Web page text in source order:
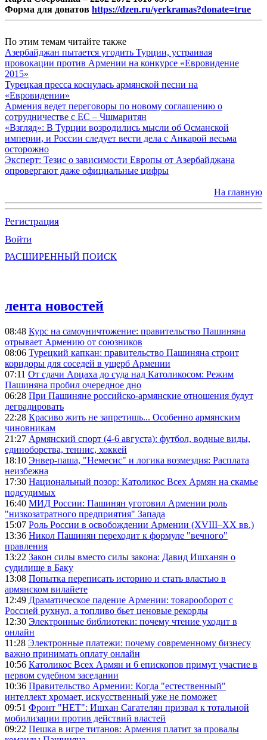
Форма для донатов https://dzen.ru/yerkramas?donate=true
По этим темам читайте также
Азербайджан пытается угодить Турции, устраивая
провокации против Армении на конкурсе «Евровидение
2015»
Турецкая пресса коснулась армянской песни на
«Евровидении»
Армения ведет переговоры по новому соглашению о
сотрудничестве с ЕС – Чшмаритян
«Взгляд»: В Турции возродились мысли об Османской
империи, и России следует вести дела с Анкарой весьма
осторожно
Эксперт: Тезис о зависимости Европы от Азербайджана
опровергают даже официальные цифры
На главную
Регистрация
Войти
РАСШИРЕННЫЙ ПОИСК
лента новостей
08:48 Курс на самоуничтожение: правительство Пашиняна
отрывает Армению от союзников
08:06 Турецкий капкан: правительство Пашиняна строит
коридоры для соседей в ущерб Армении
07:11 От сдачи Арцаха до суда над Католикосом: Режим
Пашиняна пробил очередное дно
06:28 При Пашиняне российско-армянские отношения будут
деградировать
22:28 Красиво жить не запретишь... Особенно армянским
чиновникам
21:27 Армянский спорт (4-6 августа): футбол, водные виды,
единоборства, теннис, хоккей
18:10 Энвер-паша, "Немесис" и логика возмездия: Расплата
неизбежна
17:30 Национальный позор: Католикос Всех Армян на скамье
подсудимых
16:40 МИД России: Пашинян уготовил Армении роль
"низкозатратного предприятия" Запада
15:07 Роль России в освобождении Армении (XVIII–XX вв.)
13:36 Никол Пашинян переходит к формуле "вечного"
правления
13:22 Закон силы вместо силы закона: Давид Ишханян о
судилище в Баку
13:08 Попытка переписать историю и стать властью в
армянском вилайете
12:49 Драматическое падение Армении: товарооборот с
Россией рухнул, а топливо бьет ценовые рекорды
12:30 Электронные библиотеки: почему чтение уходит в
онлайн
11:28 Электронные платежи: почему современному бизнесу
важно принимать оплату онлайн
10:56 Католикос Всех Армян и 6 епископов примут участие в
первом судебном заседании
10:36 Правительство Армении: Когда "естественный"
интеллект хромает, искусственный уже не поможет
09:51 Фронт "НЕТ": Ишхан Сагателян призвал к тотальной
мобилизации против действий властей
09:22 Пешка в игре титанов: Армения платит за провалы